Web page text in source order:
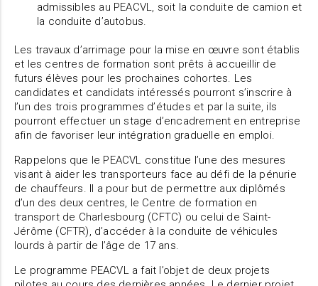
admissibles au PEACVL, soit la conduite de camion et
la conduite d’autobus.
Les travaux d’arrimage pour la mise en œuvre sont établis
et les centres de formation sont prêts à accueillir de
futurs élèves pour les prochaines cohortes. Les
candidates et candidats intéressés pourront s’inscrire à
l’un des trois programmes d’études et par la suite, ils
pourront effectuer un stage d’encadrement en entreprise
afin de favoriser leur intégration graduelle en emploi.
Rappelons que le PEACVL constitue l’une des mesures
visant à aider les transporteurs face au défi de la pénurie
de chauffeurs. Il a pour but de permettre aux diplômés
d’un des deux centres, le Centre de formation en
transport de Charlesbourg (CFTC) ou celui de Saint-
Jérôme (CFTR), d’accéder à la conduite de véhicules
lourds à partir de l’âge de 17 ans.
Le programme PEACVL a fait l’objet de deux projets